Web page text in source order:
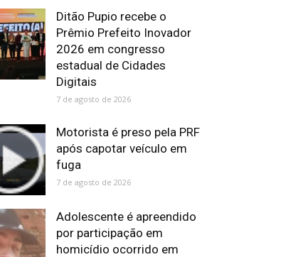
Ditão Pupio recebe o
Prêmio Prefeito Inovador
2026 em congresso
estadual de Cidades
Digitais
7 de agosto de 2026
Motorista é preso pela PRF
após capotar veículo em
fuga
7 de agosto de 2026
Adolescente é apreendido
por participação em
homicídio ocorrido em